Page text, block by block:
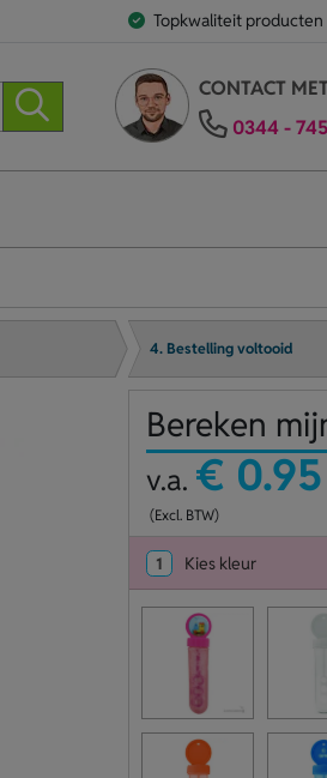
Topkwaliteit producten
CONTACT
0344 -
4. Bestelling voltooid
Bereken
v.a. € 0.95
(Excl. BTW)
1 Kies kleur